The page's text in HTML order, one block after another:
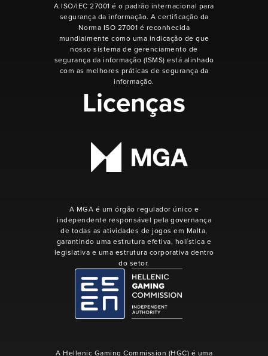
A ISO/IEC 27001 é o padrão internacional para
segurança da informação. A certificação da
Norma ISO 27001 é reconhecida
mundialmente como uma indicação de que
nosso sistema de gerenciamento de
segurança da informação (ISMS) está alinhado
com as melhores práticas de segurança da
informação.
Licenças
A MGA é um órgão regulador único e
independente responsável pela governança
de todas as atividades de jogos em Malta,
garantindo uma estrutura efetiva, holística e
legislativa e uma estrutura corporativa dentro
do setor.
A Hellenic Gaming Commission (HGC) é uma